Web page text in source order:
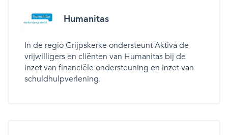
Humanitas
In de regio Grijpskerke ondersteunt Aktiva de
vrijwilligers en cliënten van Humanitas bij de
inzet van financiële ondersteuning en inzet van
schuldhulpverlening.